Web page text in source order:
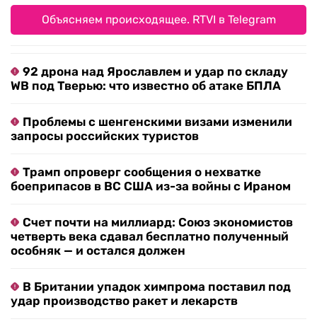
Объясняем происходящее. RTVI в Telegram
92 дрона над Ярославлем и удар по складу
WB под Тверью: что известно об атаке БПЛА
Проблемы с шенгенскими визами изменили
запросы российских туристов
Трамп опроверг сообщения о нехватке
боеприпасов в ВС США из-за войны с Ираном
Счет почти на миллиард: Союз экономистов
четверть века сдавал бесплатно полученный
особняк — и остался должен
В Британии упадок химпрома поставил под
удар производство ракет и лекарств